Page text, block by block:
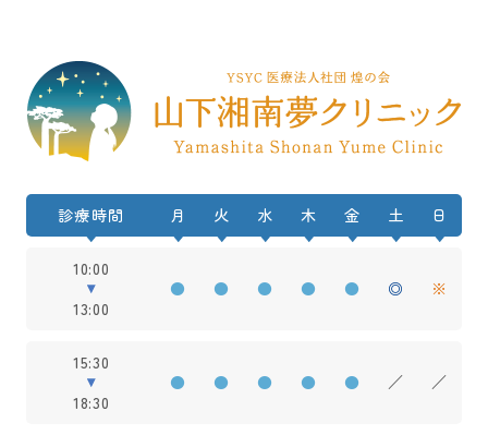
受精率に影響を及ぼす
第25回日本臨床エンブリオロジスト学
朝山雄太² 高井彩¹ 阿部睦¹ 飯村裕
1.医療法人社団 煌の会 山下湘南夢クリ
【著書】リプロダクションの現在 い
2021
【学会発表】短時間媒精における媒精
時間と使用培養液の影響について
第39回日本受精着床学会学術講演会（2
河野 博臣、高井 彩、阿部 睦、飯村 裕
真理、吉田 雅人、山下 直樹
する検討 –自然周期に行うべきかホルモ
嶋直綱、高井彩、公文麻美、井上梓、
山下直樹
s in trophectoderm and inner cell mass
regnancy rates.
Takai A, Kumon M, Inoue A, Yamashita
vivola-insights Webセミナー（2023年10
月）
甲斐義輝
2023
【講師】Summer Workshop 2023バイオ
プシー講師 (2023年9月東京)
2024
【学会発表】Structural changes of th
e human sperm tail during the early po
ESHRE 40th annual meeting (2024 Jul
Kai Y, Iseki H, Matsui T, Yamashita N.
解液を使用した凍結融解胚盤胞1胚移植
第66回日本卵子学会（2025年5月、6
月）
河野 博臣、高井 彩、阿部、睦、飯村 裕
規、陳 默、山内 啓弘、小出、有紗、落
合、恵子、篠田 真理、吉田 雅人、山下
ntration hyaluronic acid for patients w
理、吉田 雅人、山下 直樹
2026
【シンポジウム】胚発育不良例に対す
第31回日本臨床エンブリオロジスト学
績を維持・向上させるために必要なこ
診療時間 月 火 水 木 金 土 日
10:00
13:00
● ● ● ● ● ◎ ※
15:30
18:30
● ● ● ● ● ／ ／